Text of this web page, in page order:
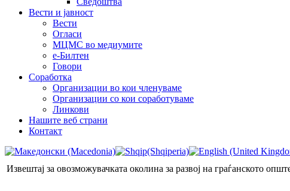
Вести и јавност
Вести
Огласи
МЦМС во медиумите
е-Билтен
Говори
Соработка
Организации во кои членуваме
Организации со кои соработуваме
Линкови
Нашите веб страни
Контакт
Извештај за овозможувачката околина за развој на граѓанското